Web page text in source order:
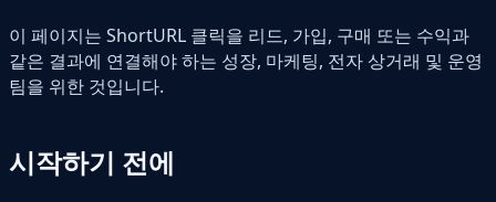
이 페이지는 ShortURL 클릭을 리드, 가입, 구매 또는 수익과
같은 결과에 연결해야 하는 성장, 마케팅, 전자 상거래 및 운영
팀을 위한 것입니다.
시작하기 전에